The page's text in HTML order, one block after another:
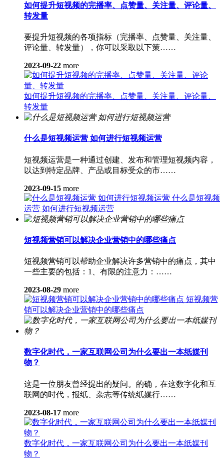
如何提升短视频的完播率、点赞量、关注量、评论量、
转发量
要提升短视频的各项指标（完播率、点赞量、关注量、
评论量、转发量），你可以采取以下策……
2023-09-22 more
如何提升短视频的完播率、点赞量、关注量、评论量、
转发量
什么是短视频运营 如何进行短视频运营
短视频运营是一种通过创建、发布和管理短视频内容，
以达到特定品牌、产品或目标受众的市……
2023-09-15 more
什么是短视频
运营 如何进行短视频运营
短视频营销可以解决企业营销中的哪些痛点
短视频营销可以帮助企业解决许多营销中的痛点，其中
一些主要的包括：1、有限的注意力：……
2023-08-29 more
短视频营
销可以解决企业营销中的哪些痛点
数字化时代，一家互联网公司为什么要出一本纸媒刊
物？
这是一位朋友曾经提出的疑问。的确，在这数字化和互
联网的时代，报纸、杂志等传统纸媒行……
2023-08-17 more
数字化时代，一家互联网公司为什么要出一本纸媒刊
物？